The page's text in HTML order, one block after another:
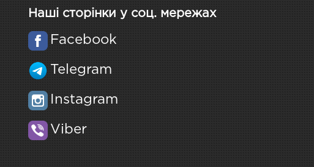
Наші сторінки у соц. мережах
Facebook
Telegram
Instagram
Viber